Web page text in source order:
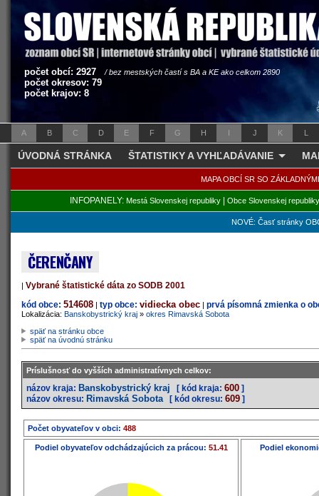
počet obcí: 2927 / bez mestských častí s BA a KE ako celkom 2890
počet okresov: 79
počet krajov: 8
A B C D E F G H I J K L
ÚVODNÁ STRÁNKA ŠTATISTIKY A VYHĽADÁVANIE
MAPA OBCÍ SR SO
INFOPANELY: Mestá Slovenskej republiky| Obce Slovenskej republiky
NOVÉ: Časť stránky
ČERENČANY
| Vybrané štatistické dáta zo SODB 2001
kód obce: 514608 | typ obce: vidiecka obec | prvá písomná zmienka o
Lokalizácia: Banskobystrický kraj » okres Rimavská Sobota
späť na stránku obce
späť na úvodnú stránku
Príslušnosť do vyšších administratívnych celkov:
názov kraja: Banskobystrický kraj [ kód kraja: 600 ]
názov okresu: Rimavská Sobota [ kód okresu: 609 ]
Počet obyvateľov v obci: 488
Podiel obyvateľov odchádzajúcich za prácou: 51.41 Podiel